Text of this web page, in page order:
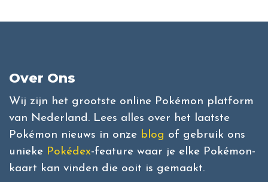
Over Ons
Wij zijn het grootste online Pokémon platform
van Nederland. Lees alles over het laatste
Pokémon nieuws in onze blog of gebruik ons
unieke Pokédex-feature waar je elke Pokémon-
kaart kan vinden die ooit is gemaakt.